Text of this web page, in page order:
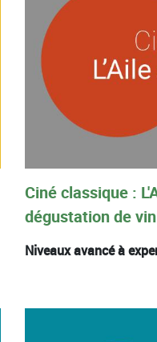
Ciné classique :
dégustation de vin
Niveaux avancé à